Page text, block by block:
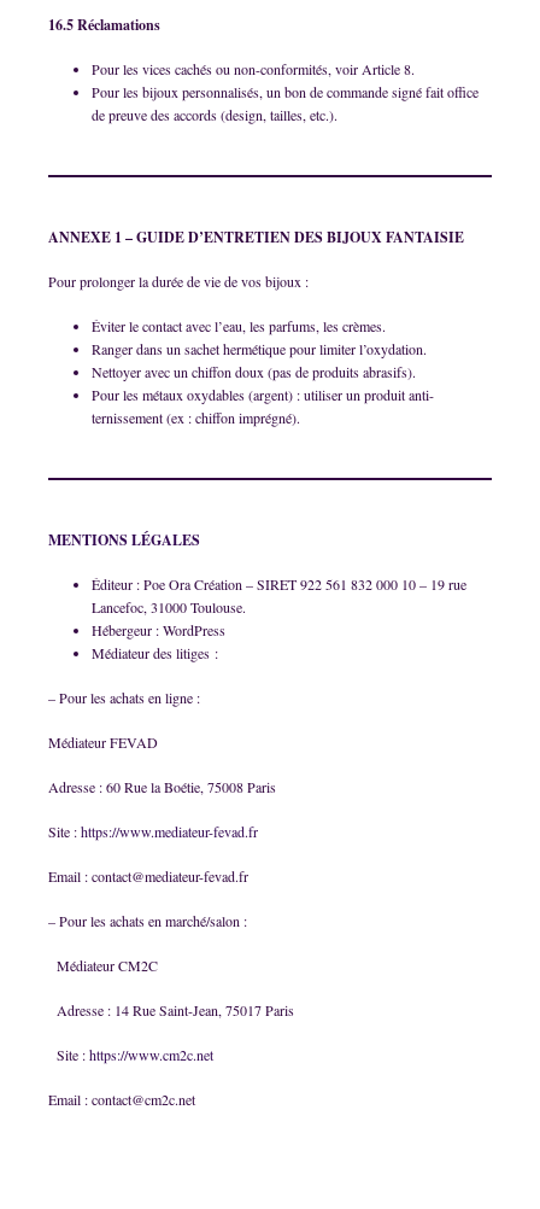
16.5 Réclamations
Pour les vices cachés ou non-conformités, voir Article 8.
Pour les bijoux personnalisés, un bon de commande signé fait office
de preuve des accords (design, tailles, etc.).
ANNEXE 1 – GUIDE D’ENTRETIEN DES BIJOUX FANTAISIE
Pour prolonger la durée de vie de vos bijoux :
Éviter le contact avec l’eau, les parfums, les crèmes.
Ranger dans un sachet hermétique pour limiter l’oxydation.
Nettoyer avec un chiffon doux (pas de produits abrasifs).
Pour les métaux oxydables (argent) : utiliser un produit anti-
ternissement (ex : chiffon imprégné).
MENTIONS LÉGALES
Éditeur : Poe Ora Création – SIRET 922 561 832 000 10 – 19 rue
Lancefoc, 31000 Toulouse.
Hébergeur : WordPress
Médiateur des litiges :
– Pour les achats en ligne :
Médiateur FEVAD
Adresse : 60 Rue la Boétie, 75008 Paris
Site :https://www.mediateur-fevad.fr
Email : contact@mediateur-fevad.fr
– Pour les achats en marché/salon :
Médiateur CM2C
Adresse : 14 Rue Saint-Jean, 75017 Paris
Site :https://www.cm2c.net
Email : contact@cm2c.net